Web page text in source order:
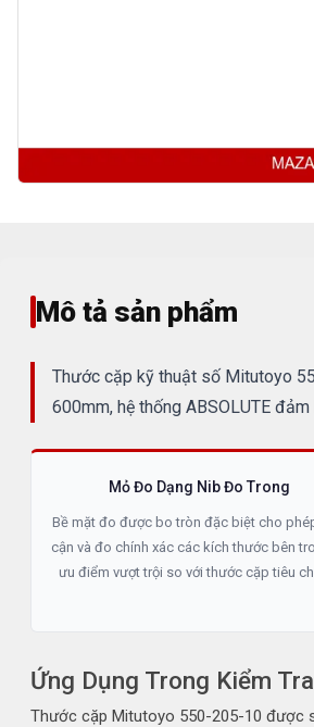
Mô tả sản phẩm
Thước cặp kỹ thuật số Mitutoyo
600mm, hệ thống ABSOLUTE
Mỏ Đo Dạng Nib Đo Trong
Bề mặt đo được bo tròn đặc biệt cho
cận và đo chính xác các kích thước bên
ưu điểm vượt trội so với thước cặp tiêu
Ứng Dụng Trong Kiểm
Thước cặp Mitutoyo 550-205-10 được